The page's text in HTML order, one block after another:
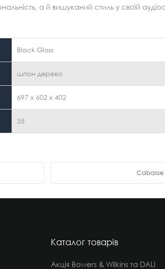
а й вишуканий стиль у своїй
Black Gloss
шпон дерево
697 x 602 x 402
35
Cabasse
Каталог товарів
Акція Bowers & Wilkins та DALI